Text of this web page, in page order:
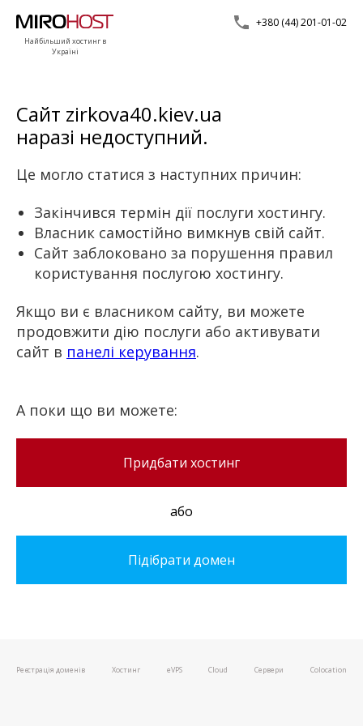
Найбільший хостинг в
Україні
+380 (44) 201-01-02
Сайт zirkova40.kiev.ua
наразі недоступний.
Це могло статися з наступних причин:
Закінчився термін дії послуги хостингу.
Власник самостійно вимкнув свій сайт.
Сайт заблоковано за порушення правил
користування послугою хостингу.
Якщо ви є власником сайту, ви можете
продовжити дію послуги або активувати
сайт в панелі керування.
А поки що ви можете:
Придбати хостинг
або
Підібрати домен
Реєстрація доменів Хостинг eVPS Cloud Сервери Colocation